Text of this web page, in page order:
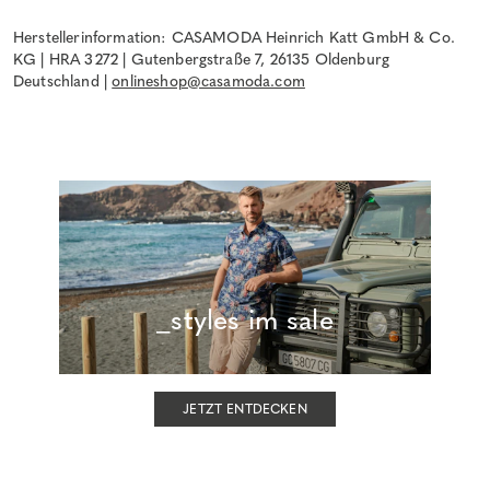
Herstellerinformation: CASAMODA Heinrich Katt GmbH & Co.
KG | HRA 3272 | Gutenbergstraße 7, 26135 Oldenburg
Deutschland |onlineshop@casamoda.com
_styles im sale
JETZT ENTDECKEN